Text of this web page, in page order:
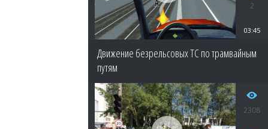
2
03:45
Движение безрельсовых ТС по трамвайным
путям
2308